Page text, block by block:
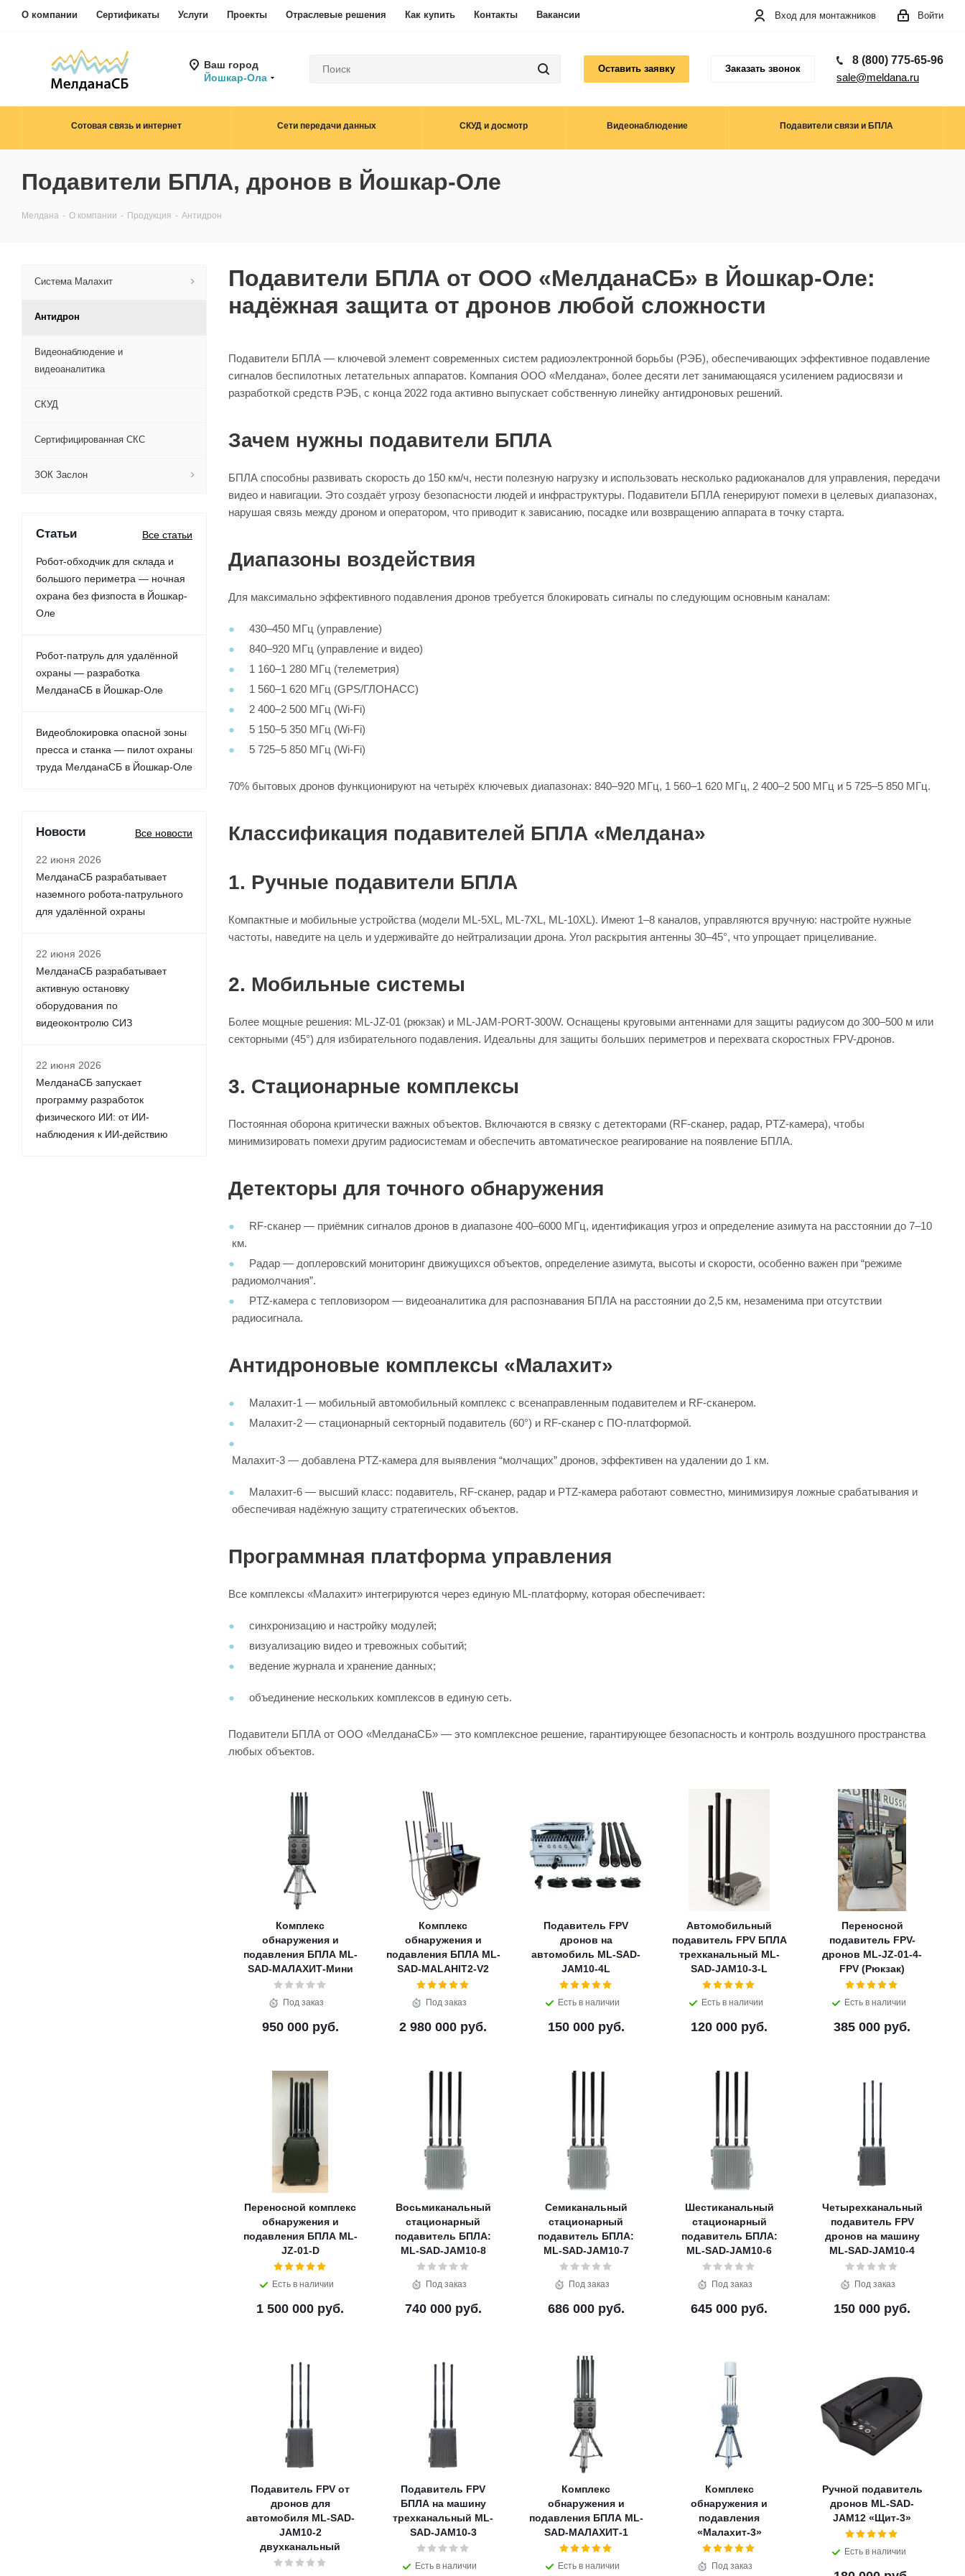
О компании Сертификаты Услуги Проекты Отраслевые решения Как купить Контакты Вакансии Войти
Вход для монтажников
Ваш город
Йошкар-Ола
Оставить заявку Заказать звонок
8 (800) 775-65-96
sale@meldana.ru
Сотовая связь и интернет Сети передачи данных СКУД и досмотр Видеонаблюдение Подавители связи и БПЛА
Подавители БПЛА, дронов в Йошкар-Оле
Мелдана - О компании - Продукция - Антидрон
Подавители БПЛА от ООО «МелданаСБ» в Йошкар-Оле:
надёжная защита от дронов любой сложности
Подавители БПЛА — ключевой элемент современных систем радиоэлектронной борьбы (РЭБ), обеспечивающих эффективное подавление
сигналов беспилотных летательных аппаратов. Компания ООО «Мелдана», более десяти лет занимающаяся усилением радиосвязи и
разработкой средств РЭБ, с конца 2022 года активно выпускает собственную линейку антидроновых решений.
Зачем нужны подавители БПЛА
БПЛА способны развивать скорость до 150 км/ч, нести полезную нагрузку и использовать несколько радиоканалов для управления, передачи
видео и навигации. Это создаёт угрозу безопасности людей и инфраструктуры. Подавители БПЛА генерируют помехи в целевых диапазонах,
нарушая связь между дроном и оператором, что приводит к зависанию, посадке или возвращению аппарата в точку старта.
Диапазоны воздействия
Для максимально эффективного подавления дронов требуется блокировать сигналы по следующим основным каналам:
430–450 МГц (управление)
840–920 МГц (управление и видео)
1 160–1 280 МГц (телеметрия)
1 560–1 620 МГц (GPS/ГЛОНАСС)
2 400–2 500 МГц (Wi-Fi)
5 150–5 350 МГц (Wi-Fi)
5 725–5 850 МГц (Wi-Fi)
70% бытовых дронов функционируют на четырёх ключевых диапазонах: 840–920 МГц, 1 560–1 620 МГц, 2 400–2 500 МГц и 5 725–5 850 МГц.
Классификация подавителей БПЛА «Мелдана»
1. Ручные подавители БПЛА
Компактные и мобильные устройства (модели ML-5XL, ML-7XL, ML-10XL). Имеют 1–8 каналов, управляются вручную: настройте нужные
частоты, наведите на цель и удерживайте до нейтрализации дрона. Угол раскрытия антенны 30–45°, что упрощает прицеливание.
2. Мобильные системы
Более мощные решения: ML-JZ-01 (рюкзак) и ML-JAM-PORT-300W. Оснащены круговыми антеннами для защиты радиусом до 300–500 м или
секторными (45°) для избирательного подавления. Идеальны для защиты больших периметров и перехвата скоростных FPV-дронов.
3. Стационарные комплексы
Постоянная оборона критически важных объектов. Включаются в связку с детекторами (RF-сканер, радар, PTZ-камера), чтобы
минимизировать помехи другим радиосистемам и обеспечить автоматическое реагирование на появление БПЛА.
Детекторы для точного обнаружения
RF-сканер — приёмник сигналов дронов в диапазоне 400–6000 МГц, идентификация угроз и определение азимута на расстоянии до 7–10
км.
Радар — доплеровский мониторинг движущихся объектов, определение азимута, высоты и скорости, особенно важен при “режиме
радиомолчания”.
PTZ-камера с тепловизором — видеоаналитика для распознавания БПЛА на расстоянии до 2,5 км, незаменима при отсутствии
радиосигнала.
Антидроновые комплексы «Малахит»
Малахит-1 — мобильный автомобильный комплекс с всенаправленным подавителем и RF-сканером.
Малахит-2 — стационарный секторный подавитель (60°) и RF-сканер с ПО-платформой.
Малахит-3 — добавлена PTZ-камера для выявления “молчащих” дронов, эффективен на удалении до 1 км.
Малахит-6 — высший класс: подавитель, RF-сканер, радар и PTZ-камера работают совместно, минимизируя ложные срабатывания и
обеспечивая надёжную защиту стратегических объектов.
Программная платформа управления
Все комплексы «Малахит» интегрируются через единую ML-платформу, которая обеспечивает:
синхронизацию и настройку модулей;
визуализацию видео и тревожных событий;
ведение журнала и хранение данных;
объединение нескольких комплексов в единую сеть.
Подавители БПЛА от ООО «МелданаСБ» — это комплексное решение, гарантирующее безопасность и контроль воздушного пространства
любых объектов.
Комплекс
обнаружения и
подавления БПЛА ML-
SAD-МАЛАХИТ-Мини
Под заказ
950 000 руб.
Комплекс
обнаружения и
подавления БПЛА ML-
SAD-MALAHIT2-V2
Под заказ
2 980 000 руб.
Подавитель FPV
дронов на
автомобиль ML-SAD-
JAM10-4L
Есть в наличии
150 000 руб.
Автомобильный
подавитель FPV БПЛА
трехканальный ML-
SAD-JAM10-3-L
Есть в наличии
120 000 руб.
Переносной
подавитель FPV-
дронов ML-JZ-01-4-
FPV (Рюкзак)
Есть в наличии
385 000 руб.
Переносной комплекс
обнаружения и
подавления БПЛА ML-
JZ-01-D
Есть в наличии
1 500 000 руб.
Восьмиканальный
стационарный
подавитель БПЛА:
ML-SAD-JAM10-8
Под заказ
740 000 руб.
Семиканальный
стационарный
подавитель БПЛА:
ML-SAD-JAM10-7
Под заказ
686 000 руб.
Шестиканальный
стационарный
подавитель БПЛА:
ML-SAD-JAM10-6
Под заказ
645 000 руб.
Четырехканальный
подавитель FPV
дронов на машину
ML-SAD-JAM10-4
Под заказ
150 000 руб.
Подавитель FPV от
дронов для
автомобиля ML-SAD-
JAM10-2
двухканальный
Подавитель FPV
БПЛА на машину
трехканальный ML-
SAD-JAM10-3
Есть в наличии
Комплекс
обнаружения и
подавления БПЛА ML-
SAD-МАЛАХИТ-1
Есть в наличии
Комплекс
обнаружения и
подавления
«Малахит-3»
Под заказ
Ручной подавитель
дронов ML-SAD-
JAM12 «Щит-3»
Есть в наличии
Система Малахит
Антидрон
Видеонаблюдение и
видеоаналитика
СКУД
Сертифицированная СКС
ЗОК Заслон
Статьи Все статьи
Робот-обходчик для склада и
большого периметра — ночная
охрана без физпоста в Йошкар-
Оле
Робот-патруль для удалённой
охраны — разработка
МелданаСБ в Йошкар-Оле
Видеоблокировка опасной зоны
пресса и станка — пилот охраны
труда МелданаСБ в Йошкар-Оле
Новости Все новости
22 июня 2026
МелданаСБ разрабатывает
наземного робота-патрульного
для удалённой охраны
22 июня 2026
МелданаСБ разрабатывает
активную остановку
оборудования по
видеоконтролю СИЗ
22 июня 2026
МелданаСБ запускает
программу разработок
физического ИИ: от ИИ-
наблюдения к ИИ-действию